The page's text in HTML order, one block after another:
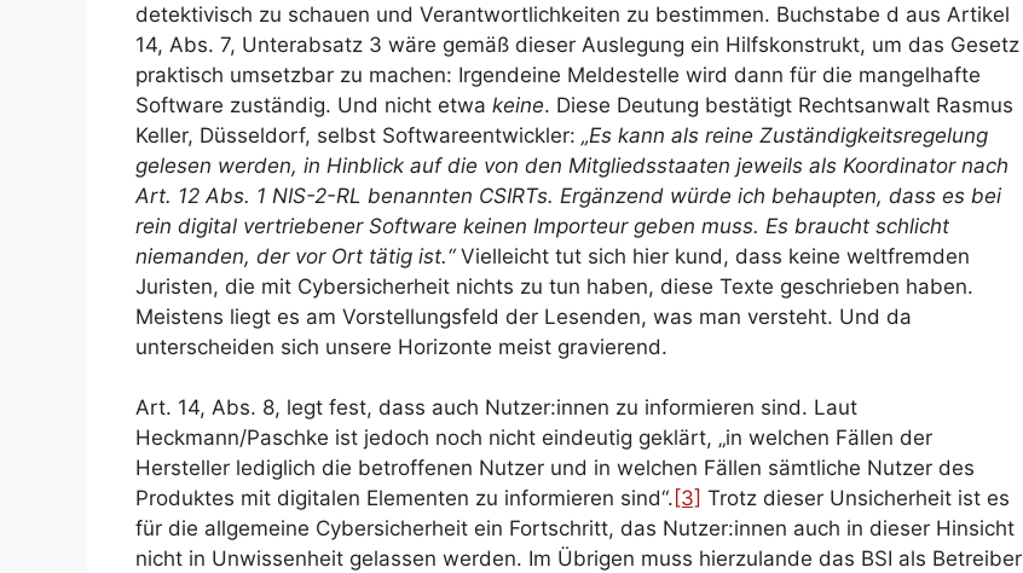
detektivisch zu schauen und Verantwortlichkeiten zu bestimmen. Buchstabe d aus Artikel
14, Abs. 7, Unterabsatz 3 wäre gemäß dieser Auslegung ein Hilfskonstrukt, um das Gesetz
praktisch umsetzbar zu machen: Irgendeine Meldestelle wird dann für die mangelhafte
Software zuständig. Und nicht etwa keine. Diese Deutung bestätigt Rechtsanwalt Rasmus
Keller, Düsseldorf, selbst Softwareentwickler: „Es kann als reine Zuständigkeitsregelung
gelesen werden, in Hinblick auf die von den Mitgliedsstaaten jeweils als Koordinator nach
Art. 12 Abs. 1 NIS-2-RL benannten CSIRTs. Ergänzend würde ich behaupten, dass es bei
rein digital vertriebener Software keinen Importeur geben muss. Es braucht schlicht
niemanden, der vor Ort tätig ist.“Vielleicht tut sich hier kund, dass keine weltfremden
Juristen, die mit Cybersicherheit nichts zu tun haben, diese Texte geschrieben haben.
Meistens liegt es am Vorstellungsfeld der Lesenden, was man versteht. Und da
unterscheiden sich unsere Horizonte meist gravierend.
Art. 14, Abs. 8, legt fest, dass auch Nutzer:innen zu informieren sind. Laut
Heckmann/Paschke ist jedoch noch nicht eindeutig geklärt, „in welchen Fällen der
Hersteller lediglich die betroffenen Nutzer und in welchen Fällen sämtliche Nutzer des
Produktes mit digitalen Elementen zu informieren sind“. [3] Trotz dieser Unsicherheit ist es
für die allgemeine Cybersicherheit ein Fortschritt, das Nutzer:innen auch in dieser Hinsicht
nicht in Unwissenheit gelassen werden. Im Übrigen muss hierzulande das BSI als Betreiber